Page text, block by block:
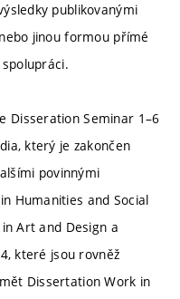
publikovanými
jinou formou přímé
Disseration Seminar 1–6
který je zakončen
povinnými
Humanities and Social
Art and Design a
které jsou rovněž
Dissertation Work in